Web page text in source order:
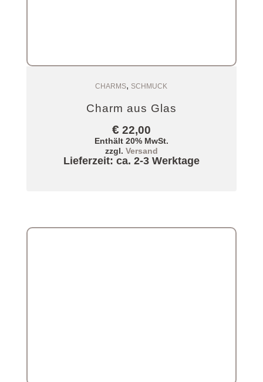
Zum Warenkorb
CHARMS, SCHMUCK
Charm aus Glas
€22,00
Enthält 20% MwSt.
zzgl. Versand
Lieferzeit: ca. 2-3 Werktage